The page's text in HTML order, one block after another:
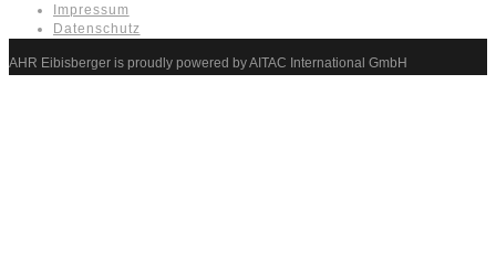
Impressum
Datenschutz
AHR Eibisberger is proudly powered by AITAC International GmbH